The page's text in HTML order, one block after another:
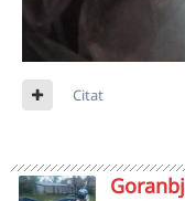
Citat
Goranbj